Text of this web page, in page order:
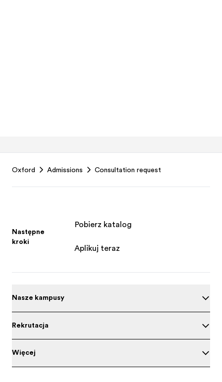
Oxford Admissions Consultation request
Następne
kroki
Pobierz katalog
Aplikuj teraz
Nasze kampusy
Rekrutacja
Więcej